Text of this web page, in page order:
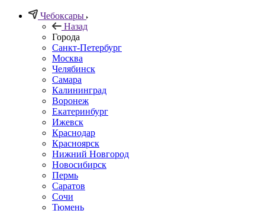
Чебоксары
Назад
Города
Санкт-Петербург
Москва
Челябинск
Самара
Калининград
Воронеж
Екатеринбург
Ижевск
Краснодар
Красноярск
Нижний Новгород
Новосибирск
Пермь
Саратов
Сочи
Тюмень